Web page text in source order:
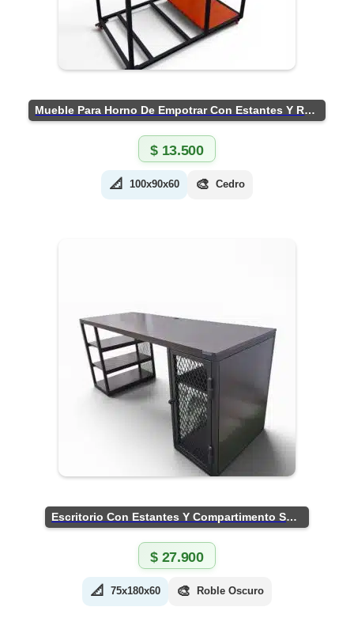
Mueble Para Horno De Empotrar Con Estantes Y Ruedas
$13.500
📐 100x90x60 🎨 Cedro
Escritorio Con Estantes Y Compartimento Seguro
$27.900
📐 75x180x60 🎨 Roble Oscuro